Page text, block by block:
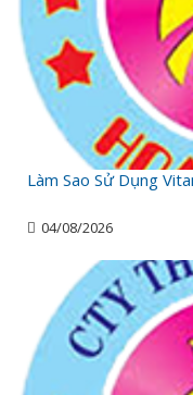
Làm Sao Sử Dụng
04/08/2026